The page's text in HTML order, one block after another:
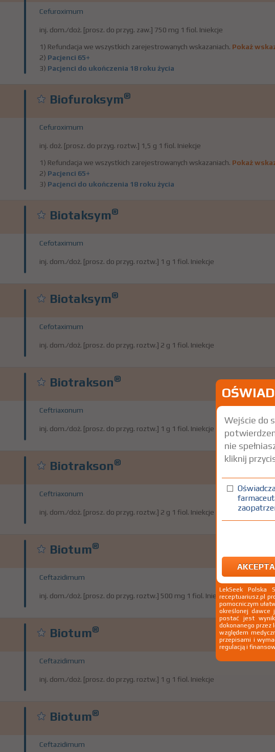
Cefuroximum
inj. dom./doż. [prosz. do przyg. zaw.] 750 mg 1 fiol. Iniekcje
1) Refundacja we wszystkich zarejestrowanych wskazaniach. Pokaż
2) Pacjenci 65+
3) Pacjenci do ukończenia 18 roku życia
Biofuroksym®
Cefuroximum
inj. doż. [prosz. do przyg. roztw.] 1,5 g 1 fiol. Iniekcje
1) Refundacja we wszystkich zarejestrowanych wskazaniach. Pokaż
2) Pacjenci 65+
3) Pacjenci do ukończenia 18 roku życia
Biotaksym®
Cefotaximum
inj. dom./doż. [prosz. do przyg. roztw.] 1 g 1 fiol. Iniekcje
Biotaksym®
Cefotaximum
inj. dom./doż. [prosz. do przyg. roztw.] 2 g 1 fiol. Iniekcje
Biotrakson®
Ceftriaxonum
inj. dom./doż. [prosz. do przyg. roztw.] 1 g 1 fiol. Iniekcje
Biotrakson®
Ceftriaxonum
inj. dom./doż. [prosz. do przyg. roztw.] 2 g 1 fiol. Iniekcje
Biotum®
Ceftazidimum
inj. dom./doż. [prosz. do przyg. roztw.] 500 mg 1 fiol. Iniekcje
Biotum®
Ceftazidimum
inj. dom./doż. [prosz. do przyg. roztw.] 1 g 1 fiol. Iniekcje
Biotum®
Ceftazidimum
Wejście do
nie
kliknij
LekSeek Polska
receptuariusz.pl
pomocniczym
określonej dawce
postać jest
dokonanego przez
względem
przepisami i
regulacją i